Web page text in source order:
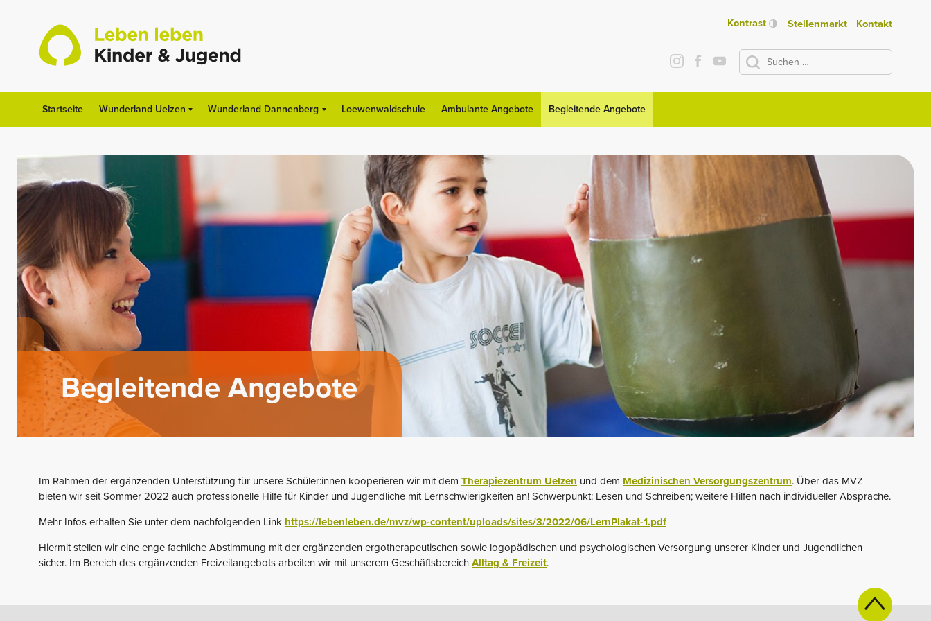
Kontrast Stellenmarkt Kontakt
Suchen
nach:
Startseite Wunderland Uelzen Wunderland Dannenberg Loewenwaldschule Ambulante Angebote Begleitende Angebote
Begleitende Angebote
Im Rahmen der ergänzenden Unterstützung für unsere Schüler:innen kooperieren wir mit dem Therapiezentrum Uelzen und dem Medizinischen Versorgungszentrum. Über das MVZ
bieten wir seit Sommer 2022 auch professionelle Hilfe für Kinder und Jugendliche mit Lernschwierigkeiten an! Schwerpunkt: Lesen und Schreiben; weitere Hilfen nach individueller Absprache.
Mehr Infos erhalten Sie unter dem nachfolgenden Link https://lebenleben.de/mvz/wp-content/uploads/sites/3/2022/06/LernPlakat-1.pdf
Hiermit stellen wir eine enge fachliche Abstimmung mit der ergänzenden ergotherapeutischen sowie logopädischen und psychologischen Versorgung unserer Kinder und Jugendlichen
sicher. Im Bereich des ergänzenden Freizeitangebots arbeiten wir mit unserem Geschäftsbereich Alltag & Freizeit.